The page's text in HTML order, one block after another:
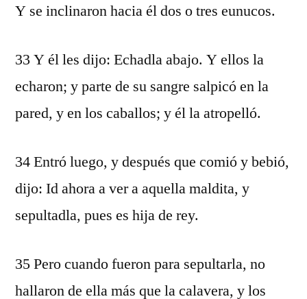
Y se inclinaron hacia él dos o tres eunucos.
33 Y él les dijo: Echadla abajo. Y ellos la
echaron; y parte de su sangre salpicó en la
pared, y en los caballos; y él la atropelló.
34 Entró luego, y después que comió y bebió,
dijo: Id ahora a ver a aquella maldita, y
sepultadla, pues es hija de rey.
35 Pero cuando fueron para sepultarla, no
hallaron de ella más que la calavera, y los